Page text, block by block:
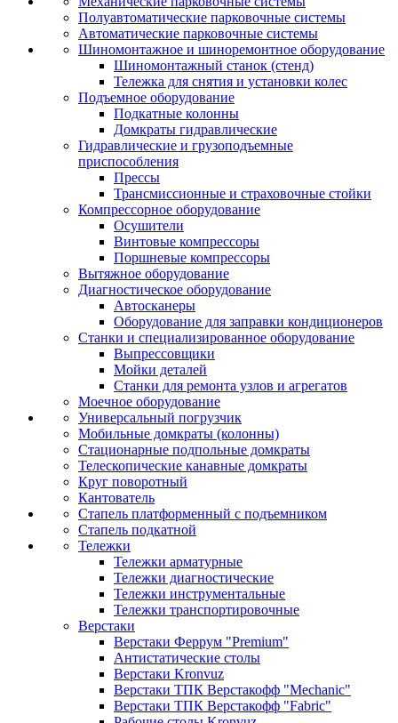
Полуавтоматические парковочные системы
Автоматические парковочные системы
Шиномонтажное и шиноремонтное оборудование
Шиномонтажный станок (стенд)
Тележка для снятия и установки колес
Подъемное оборудование
Подкатные колонны
Домкраты гидравлические
Гидравлические и грузоподъемные
приспособления
Прессы
Трансмиссионные и страховочные стойки
Компрессорное оборудование
Осушители
Винтовые компрессоры
Поршневые компрессоры
Вытяжное оборудование
Диагностическое оборудование
Автосканеры
Оборудование для заправки кондиционеров
Станки и специализированное оборудование
Выпрессовщики
Мойки деталей
Станки для ремонта узлов и агрегатов
Моечное оборудование
Универсальный погрузчик
Мобильные домкраты (колонны)
Стационарные подпольные домкраты
Телескопические канавные домкраты
Круг поворотный
Кантователь
Стапель платформенный с подъемником
Стапель подкатной
Тележки
Тележки арматурные
Тележки диагностические
Тележки инструментальные
Тележки транспортировочные
Верстаки
Верстаки Феррум "Premium"
Антистатические столы
Верстаки Kronvuz
Верстаки ТПК Верстакофф "Mechanic"
Верстаки ТПК Верстакофф "Fabric"